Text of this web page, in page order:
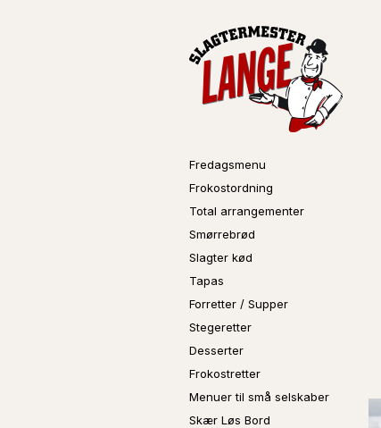
Fredagsmenu
Frokostordning
Total arrangementer
Smørrebrød
Slagter kød
Tapas
Forretter / Supper
Stegeretter
Desserter
Frokostretter
Menuer til små selskaber
Skær Løs Bord